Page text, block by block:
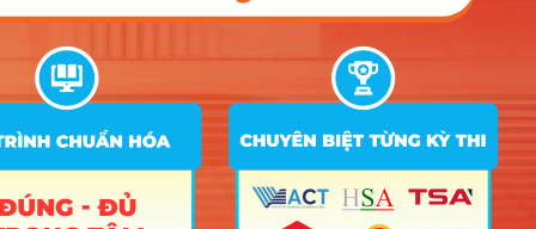
Sinh viên có nhiều cơ hội tổ chức thường niên những chương
trình thực tế như Cuộc thi “Nhà Quản trị nhân lực Tâm và Tài”,
Chương trình: “Chào Tân sinh viên”, các chương trình thiện
định hướng cho sinh viên những kỹ năng và phẩm chất nghề
nghiệp, khuyến khích phong trào học tập cho sinh viên.
Tính đến nay, Khoa Quản trị nhân lực đã kí kết thỏa thuận hợp